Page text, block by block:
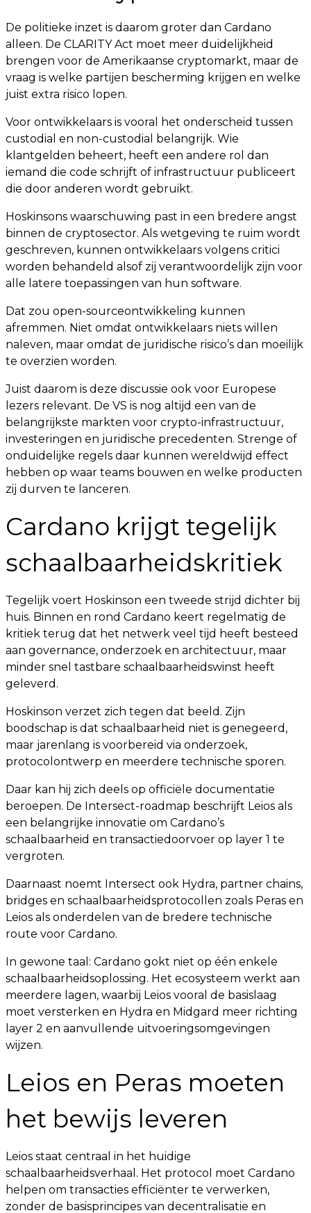
De politieke inzet is daarom groter dan Cardano
alleen. De CLARITY Act moet meer duidelijkheid
brengen voor de Amerikaanse cryptomarkt, maar de
vraag is welke partijen bescherming krijgen en welke
juist extra risico lopen.
Voor ontwikkelaars is vooral het onderscheid tussen
custodial en non-custodial belangrijk. Wie
klantgelden beheert, heeft een andere rol dan
iemand die code schrijft of infrastructuur publiceert
die door anderen wordt gebruikt.
Hoskinsons waarschuwing past in een bredere angst
binnen de cryptosector. Als wetgeving te ruim wordt
geschreven, kunnen ontwikkelaars volgens critici
worden behandeld alsof zij verantwoordelijk zijn voor
alle latere toepassingen van hun software.
Dat zou open-sourceontwikkeling kunnen
afremmen. Niet omdat ontwikkelaars niets willen
naleven, maar omdat de juridische risico’s dan moeilijk
te overzien worden.
Juist daarom is deze discussie ook voor Europese
lezers relevant. De VS is nog altijd een van de
belangrijkste markten voor crypto-infrastructuur,
investeringen en juridische precedenten. Strenge of
onduidelijke regels daar kunnen wereldwijd effect
hebben op waar teams bouwen en welke producten
zij durven te lanceren.
Cardano krijgt tegelijk
schaalbaarheidskritiek
Tegelijk voert Hoskinson een tweede strijd dichter bij
huis. Binnen en rond Cardano keert regelmatig de
kritiek terug dat het netwerk veel tijd heeft besteed
aan governance, onderzoek en architectuur, maar
minder snel tastbare schaalbaarheidswinst heeft
geleverd.
Hoskinson verzet zich tegen dat beeld. Zijn
boodschap is dat schaalbaarheid niet is genegeerd,
maar jarenlang is voorbereid via onderzoek,
protocolontwerp en meerdere technische sporen.
Daar kan hij zich deels op officiële documentatie
beroepen. De Intersect-roadmap beschrijft Leios als
een belangrijke innovatie om Cardano’s
schaalbaarheid en transactiedoorvoer op layer 1 te
vergroten.
Daarnaast noemt Intersect ook Hydra, partner chains,
bridges en schaalbaarheidsprotocollen zoals Peras en
Leios als onderdelen van de bredere technische
route voor Cardano.
In gewone taal: Cardano gokt niet op één enkele
schaalbaarheidsoplossing. Het ecosysteem werkt aan
meerdere lagen, waarbij Leios vooral de basislaag
moet versterken en Hydra en Midgard meer richting
layer 2 en aanvullende uitvoeringsomgevingen
wijzen.
Leios en Peras moeten
het bewijs leveren
Leios staat centraal in het huidige
schaalbaarheidsverhaal. Het protocol moet Cardano
helpen om transacties efficiënter te verwerken,
zonder de basisprincipes van decentralisatie en